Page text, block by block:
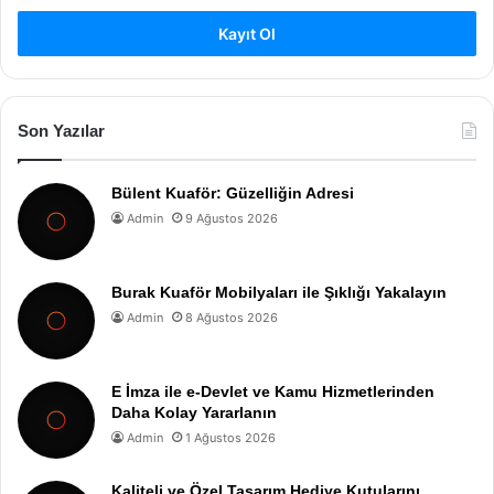
Kayıt Ol
Son Yazılar
Bülent Kuaför: Güzelliğin Adresi
Admin 9 Ağustos 2026
Burak Kuaför Mobilyaları ile Şıklığı Yakalayın
Admin 8 Ağustos 2026
E İmza ile e-Devlet ve Kamu Hizmetlerinden
Daha Kolay Yararlanın
Admin 1 Ağustos 2026